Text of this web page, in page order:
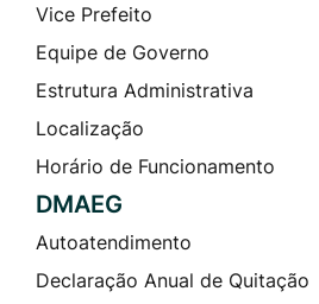
Vice Prefeito
Equipe de Governo
Estrutura Administrativa
Localização
Horário de Funcionamento
DMAEG
Autoatendimento
Declaração Anual de Quitação